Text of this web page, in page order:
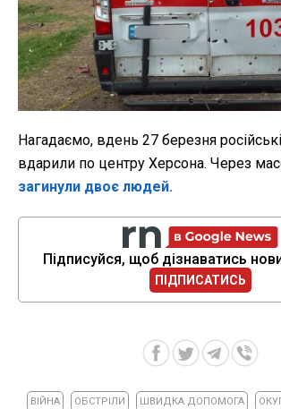
Нагадаємо, вдень 27 березня
вдарили по центру Херсона. Через
загинули двоє людей.
Підписуйся, щоб дізнаватись
ПІДПИСАТИСЬ
ВІЙНА ОБСТРІЛИ ШВИДКА ДОПОМОГА